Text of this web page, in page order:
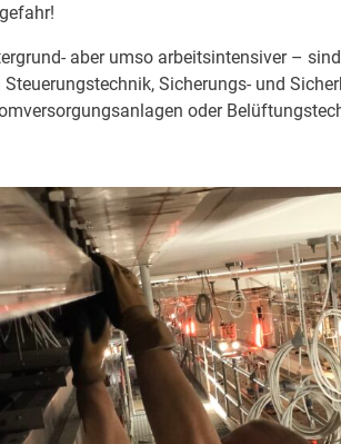
aber umso arbeitsintensiver –
Steuerungstechnik, Sicherungs- und
oder